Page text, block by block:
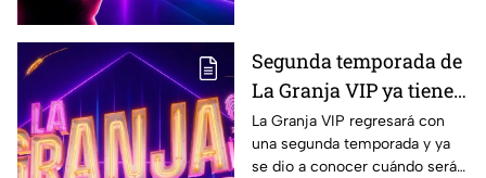
Segunda temporada de
La Granja VIP ya tiene
fecha de estreno y esto
es lo que debes de saber
La Granja VIP regresará con
una segunda temporada y ya
se dio a conocer cuándo será